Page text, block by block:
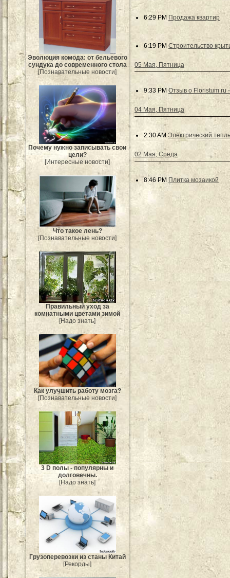
Эволюция комода: от бельевого
сундука до современного стола
[Познавательные новости]
Почему нужно записывать свои
цели?
[Интересные новости]
Что такое лень?
[Познавательные новости]
Правильный уход за
комнатными цветами зимой
[Надо знать]
Как улучшить работу мозга?
[Познавательные новости]
3 D полы - популярны и
долговечны.
[Надо знать]
Грузоперевозки из станы Китай
[Рекорды]
6:29 PM Продажа квартир
6:19 PM Строительство
05 Мая, Пятница
9:33 PM Отзыв о Floristum.ru
04 Мая, Пятница
2:30 AM Электрический
02 Мая, Среда
8:46 PM Плитка мозаикой